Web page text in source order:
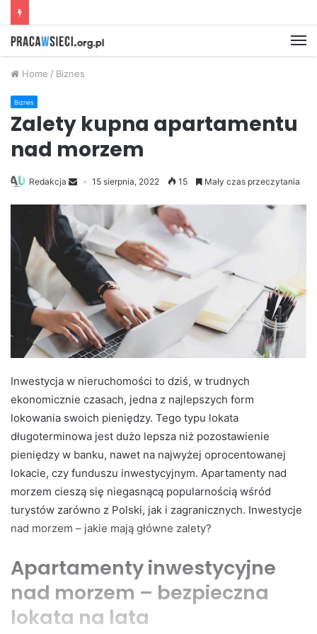
Home / Biznes
Biznes
Zalety kupna apartamentu
nad morzem
Redakcja 15 sierpnia, 2022 15 Mały czas przeczytania
Inwestycja w nieruchomości to dziś, w trudnych
ekonomicznie czasach, jedna z najlepszych form
lokowania swoich pieniędzy. Tego typu lokata
długoterminowa jest dużo lepsza niż pozostawienie
pieniędzy w banku, nawet na najwyżej oprocentowanej
lokacie, czy funduszu inwestycyjnym. Apartamenty nad
morzem cieszą się niegasnącą popularnością wśród
turystów zarówno z Polski, jak i zagranicznych. Inwestycje
nad morzem – jakie mają główne zalety?
Apartamenty inwestycyjne
nad morzem – bezpieczna
lokata na lata